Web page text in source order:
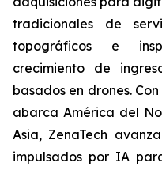
tradicionales de
topográficos e
crecimiento de
basados en drones.
abarca América del
Asia, ZenaTech
impulsados por IA